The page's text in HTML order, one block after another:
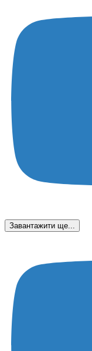
Завантажити ще...